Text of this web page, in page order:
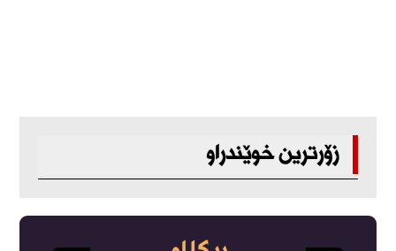
زۆرترین خوێندراو